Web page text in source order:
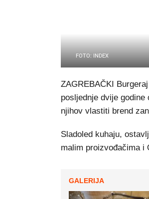
FOTO: INDEX
ZAGREBAČKI
posljednje dvije
njihov vlastiti brend
Sladoled kuhaju,
malim proizvođačima i
GALERIJA